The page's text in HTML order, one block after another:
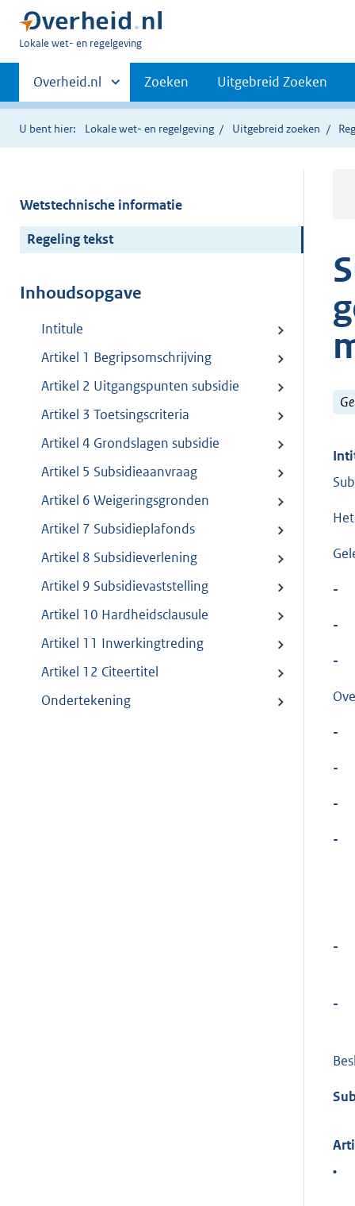
U
hier:
Lokale wet- en regelgeving
Primaire
navigatie
Andere
sites
binnen
Overheid.nl Zoeken Uitgebreid Zoeken
U bent hier: Lokale wet- en regelgeving Uitgebreid zoeken
Wetstechnische informatie
Regeling tekst
Inhoudsopgave
Intitule
Artikel 1 Begripsomschrijving
Artikel 2 Uitgangspunten subsidie
Artikel 3 Toetsingscriteria
Artikel 4 Grondslagen subsidie
Artikel 5 Subsidieaanvraag
Artikel 6 Weigeringsgronden
Artikel 7 Subsidieplafonds
Artikel 8 Subsidieverlening
Artikel 9 Subsidievaststelling
Artikel 10 Hardheidsclausule
Artikel 11 Inwerkingtreding
Artikel 12 Citeertitel
Ondertekening
-
-
-
-
-
-
-
-
-
•